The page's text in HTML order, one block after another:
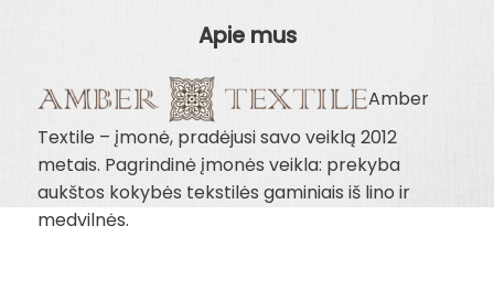
Apie mus
Amber
Textile – įmonė, pradėjusi savo veiklą 2012
metais. Pagrindinė įmonės veikla: prekyba
aukštos kokybės tekstilės gaminiais iš lino ir
medvilnės.